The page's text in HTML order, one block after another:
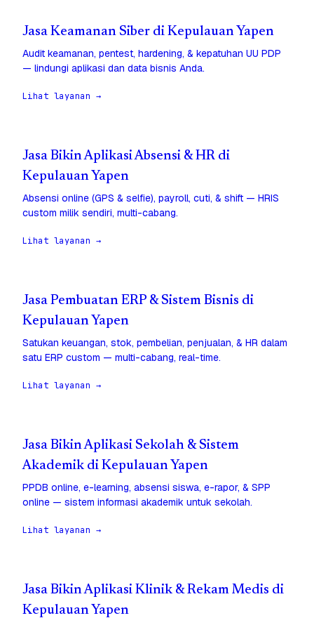
Jasa Keamanan Siber di Kepulauan Yapen
Audit keamanan, pentest, hardening, & kepatuhan UU PDP
— lindungi aplikasi dan data bisnis Anda.
Lihat layanan →
Jasa Bikin Aplikasi Absensi & HR di
Kepulauan Yapen
Absensi online (GPS & selfie), payroll, cuti, & shift — HRIS
custom milik sendiri, multi-cabang.
Lihat layanan →
Jasa Pembuatan ERP & Sistem Bisnis di
Kepulauan Yapen
Satukan keuangan, stok, pembelian, penjualan, & HR dalam
satu ERP custom — multi-cabang, real-time.
Lihat layanan →
Jasa Bikin Aplikasi Sekolah & Sistem
Akademik di Kepulauan Yapen
PPDB online, e-learning, absensi siswa, e-rapor, & SPP
online — sistem informasi akademik untuk sekolah.
Lihat layanan →
Jasa Bikin Aplikasi Klinik & Rekam Medis di
Kepulauan Yapen